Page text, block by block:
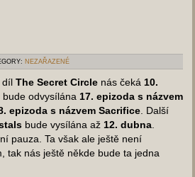
NEZAŘAZENÉ
díl The Secret Circle nás čeká 10.
. bude odvysílána 17. epizoda s názvem
epizoda s názvem Sacrifice . Další
bude vysílána až 12. dubna
pauza. Ta však ale ještě není
tak nás ještě někde bude ta jedna